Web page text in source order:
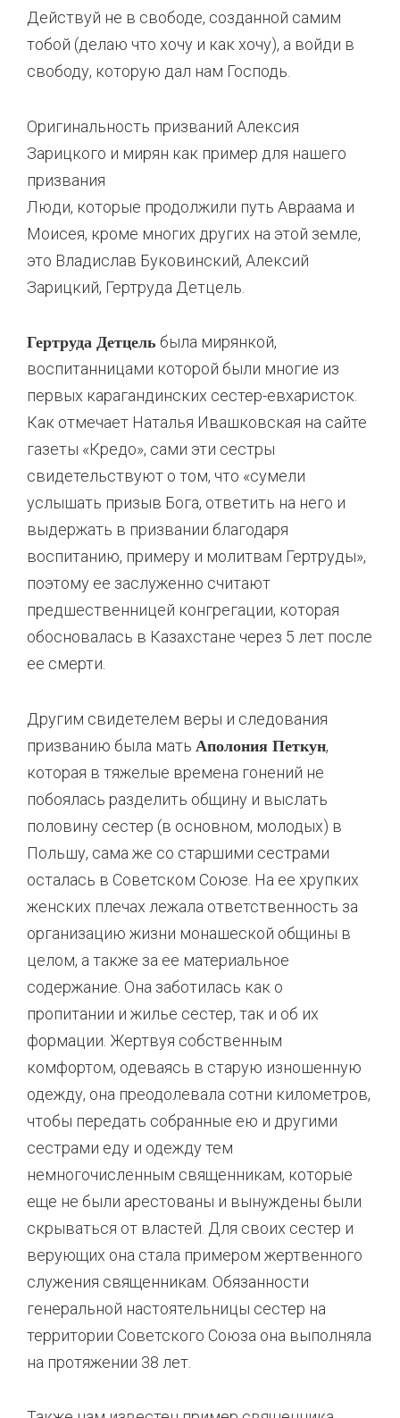
Действуй не в свободе, созданной самим
тобой (делаю что хочу и как хочу), а войди в
свободу, которую дал нам Господь.
Оригинальность призваний Алексия
Зарицкого и мирян как пример для нашего
призвания
Люди, которые продолжили путь Авраама и
Моисея, кроме многих других на этой земле,
это Владислав Буковинский, Алексий
Зарицкий, Гертруда Детцель.
Гертруда Детцель была мирянкой,
воспитанницами которой были многие из
первых карагандинских сестер-евхаристок.
Как отмечает Наталья Ивашковская на сайте
газеты «Кредо», сами эти сестры
свидетельствуют о том, что «сумели
услышать призыв Бога, ответить на него и
выдержать в призвании благодаря
воспитанию, примеру и молитвам Гертруды»,
поэтому ее заслуженно считают
предшественницей конгрегации, которая
обосновалась в Казахстане через 5 лет после
ее смерти.
Другим свидетелем веры и следования
призванию была мать Аполония Петкун,
которая в тяжелые времена гонений не
побоялась разделить общину и выслать
половину сестер (в основном, молодых) в
Польшу, сама же со старшими сестрами
осталась в Советском Союзе. На ее хрупких
женских плечах лежала ответственность за
организацию жизни монашеской общины в
целом, а также за ее материальное
содержание. Она заботилась как о
пропитании и жилье сестер, так и об их
формации. Жертвуя собственным
комфортом, одеваясь в старую изношенную
одежду, она преодолевала сотни километров,
чтобы передать собранные ею и другими
сестрами еду и одежду тем
немногочисленным священникам, которые
еще не были арестованы и вынуждены были
скрываться от властей. Для своих сестер и
верующих она стала примером жертвенного
служения священникам. Обязанности
генеральной настоятельницы сестер на
территории Советского Союза она выполняла
на протяжении 38 лет.